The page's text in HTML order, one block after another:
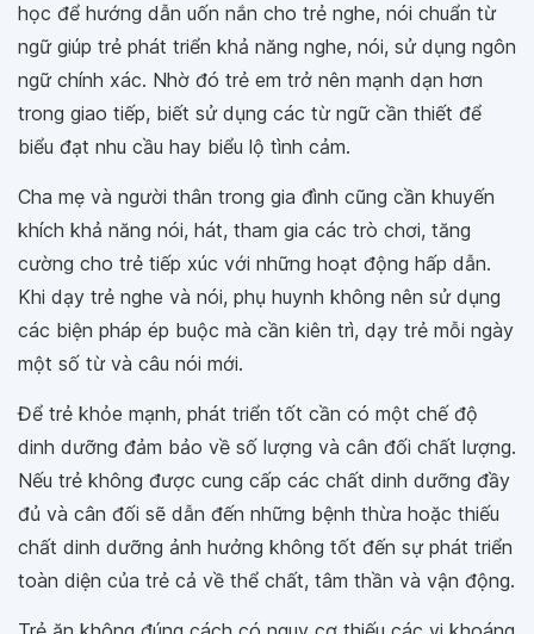
học để hướng dẫn uốn nắn cho trẻ nghe, nói chuẩn từ
ngữ giúp trẻ phát triển khả năng nghe, nói, sử dụng ngôn
ngữ chính xác. Nhờ đó trẻ em trở nên mạnh dạn hơn
trong giao tiếp, biết sử dụng các từ ngữ cần thiết để
biểu đạt nhu cầu hay biểu lộ tình cảm.
Cha mẹ và người thân trong gia đình cũng cần khuyến
khích khả năng nói, hát, tham gia các trò chơi, tăng
cường cho trẻ tiếp xúc với những hoạt động hấp dẫn.
Khi dạy trẻ nghe và nói, phụ huynh không nên sử dụng
các biện pháp ép buộc mà cần kiên trì, dạy trẻ mỗi ngày
một số từ và câu nói mới.
Để trẻ khỏe mạnh, phát triển tốt cần có một chế độ
dinh dưỡng đảm bảo về số lượng và cân đối chất lượng.
Nếu trẻ không được cung cấp các chất dinh dưỡng đầy
đủ và cân đối sẽ dẫn đến những bệnh thừa hoặc thiếu
chất dinh dưỡng ảnh hưởng không tốt đến sự phát triển
toàn diện của trẻ cả về thể chất, tâm thần và vận động.